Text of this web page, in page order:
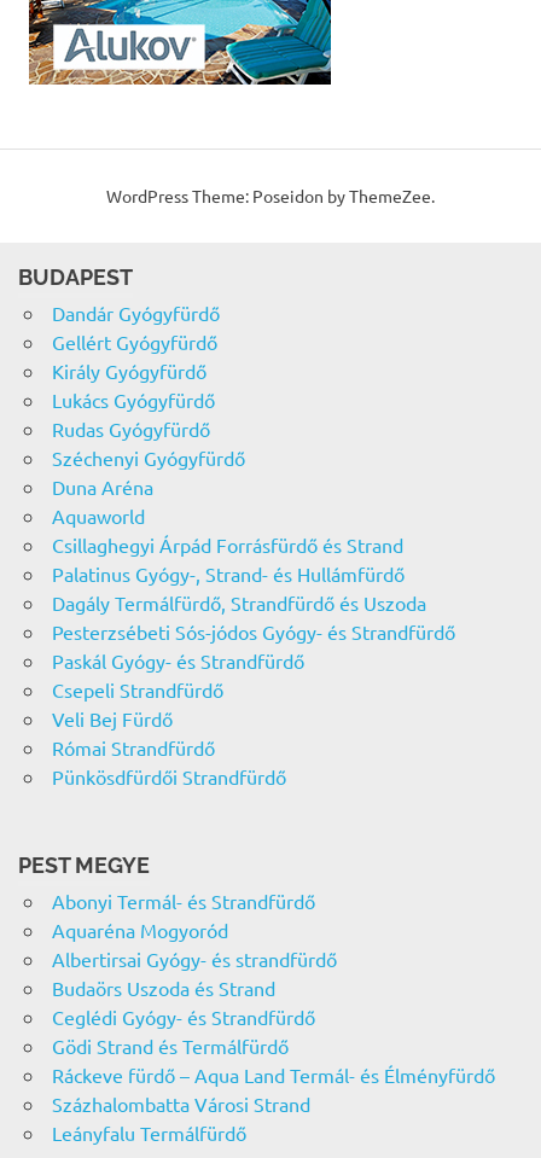
WordPress Theme: Poseidon by ThemeZee.
BUDAPEST
Dandár Gyógyfürdő
Gellért Gyógyfürdő
Király Gyógyfürdő
Lukács Gyógyfürdő
Rudas Gyógyfürdő
Széchenyi Gyógyfürdő
Duna Aréna
Aquaworld
Csillaghegyi Árpád Forrásfürdő és Strand
Palatinus Gyógy-, Strand- és Hullámfürdő
Dagály Termálfürdő, Strandfürdő és Uszoda
Pesterzsébeti Sós-jódos Gyógy- és Strandfürdő
Paskál Gyógy- és Strandfürdő
Csepeli Strandfürdő
Veli Bej Fürdő
Római Strandfürdő
Pünkösdfürdői Strandfürdő
PEST MEGYE
Abonyi Termál- és Strandfürdő
Aquaréna Mogyoród
Albertirsai Gyógy- és strandfürdő
Budaörs Uszoda és Strand
Ceglédi Gyógy- és Strandfürdő
Gödi Strand és Termálfürdő
Ráckeve fürdő – Aqua Land Termál- és Élményfürdő
Százhalombatta Városi Strand
Leányfalu Termálfürdő